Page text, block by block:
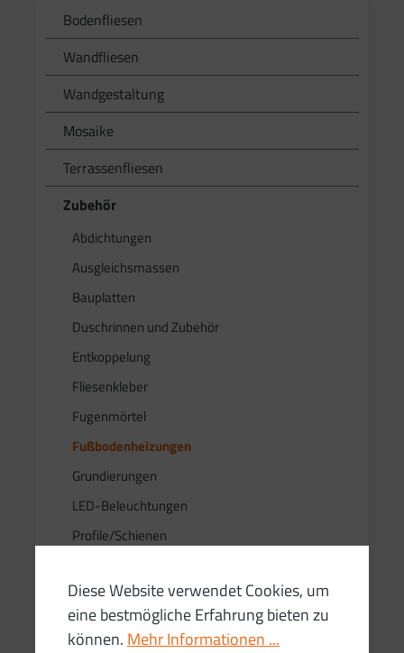
Bodenfliesen
Wandfliesen
Wandgestaltung
Mosaike
Terrassenfliesen
Zubehör
Abdichtungen
Ausgleichsmassen
Bauplatten
Duschrinnen und Zubehör
Entkoppelung
Fliesenkleber
Fugenmörtel
Fußbodenheizungen
Grundierungen
LED-Beleuchtungen
Profile/Schienen
Silikone
Stelzlager und Fugenkreuze
Diese Website verwendet Cookies, um
eine bestmögliche Erfahrung bieten zu
können. Mehr Informationen ...